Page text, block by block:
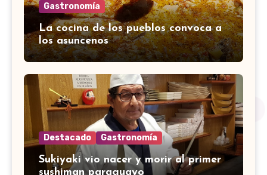
Gastronomía
La cocina de los pueblos convoca a
los asuncenos
Destacado Gastronomía
Sukiyaki vio nacer y morir al primer
sushiman paraguayo